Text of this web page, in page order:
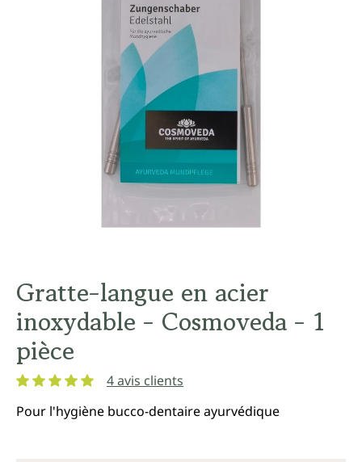
Gratte-langue en acier
inoxydable - Cosmoveda - 1
pièce
4 avis clients
Pour l'hygiène bucco-dentaire ayurvédique